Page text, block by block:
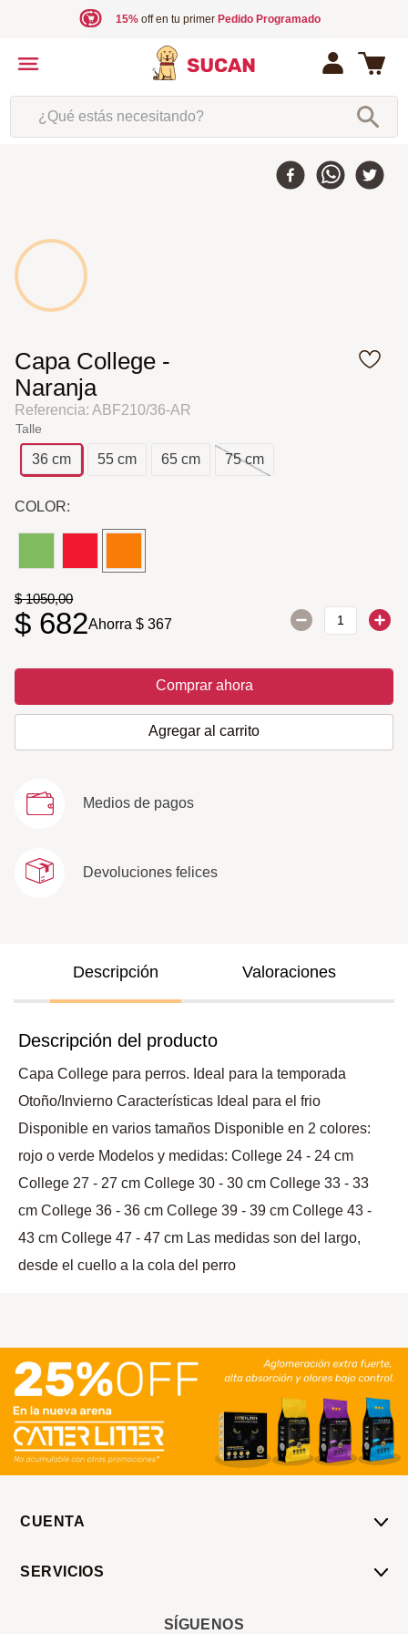
15%off en tu primer Pedido Programado
¿Qué estás necesitando?
-35 %
Capa College -
Naranja
Referencia:ABF210/36-AR
Talle
36 cm 55 cm 65 cm 75 cm
COLOR:
$ 1050,00
$ 682Ahorra$ 367
Comprar ahora
Agregar al carrito
Medios de pagos
Devoluciones felices
Descripción Valoraciones
Descripción del producto
Capa College para perros. Ideal para la temporada
Otoño/Invierno Características Ideal para el frio
Disponible en varios tamaños Disponible en 2 colores:
rojo o verde Modelos y medidas: College 24 - 24 cm
College 27 - 27 cm College 30 - 30 cm College 33 - 33
cm College 36 - 36 cm College 39 - 39 cm College 43 -
43 cm College 47 - 47 cm Las medidas son del largo,
desde el cuello a la cola del perro
CUENTA
SERVICIOS
SÍGUENOS